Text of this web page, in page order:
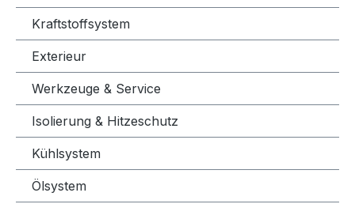
Kraftstoffsystem
Exterieur
Werkzeuge & Service
Isolierung & Hitzeschutz
Kühlsystem
Ölsystem